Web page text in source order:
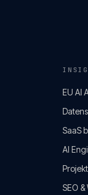
EU AI
SaaS
AI
SEO